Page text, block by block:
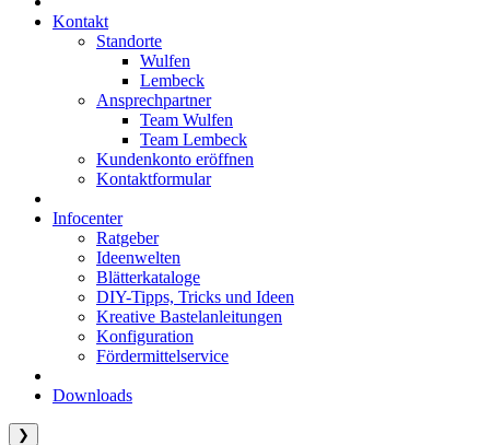
Kontakt
Standorte
Wulfen
Lembeck
Ansprechpartner
Team Wulfen
Team Lembeck
Kundenkonto eröffnen
Kontaktformular
Infocenter
Ratgeber
Ideenwelten
Blätterkataloge
DIY-Tipps, Tricks und Ideen
Kreative Bastelanleitungen
Konfiguration
Fördermittelservice
Downloads
❯